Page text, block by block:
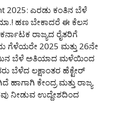
2025: ಎರಡು ಕಂತಿನ ಬೆಳೆ
ಹಣ ಬೇಕಾದರೆ ಈ ಕೆಲಸ
ರಾಜ್ಯದ ರೈತರಿಗೆ
ಗೆಳೆಯರೇ 2025 ಮತ್ತು 26ನೇ
ಬೆಳೆ ಅತಿಯಾದ ಮಳೆಯಿಂದ
ಬೆಳೆದ ಲಕ್ಷಾಂತರ ಹೆಕ್ಟೇರ್
ಕೇಂದ್ರ ಮತ್ತು ರಾಜ್ಯ
ನೀಡುವ ಉದ್ದೇಶದಿಂದ